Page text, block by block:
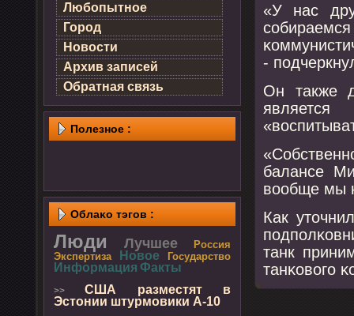
Любопытное
Город
Новости
Архив записей
Обратная связь
Полезнοе :
Облаκо тэгов :
Люди Лучшее
Россия
Экспертиза
Новое Государство
Информация Факты
>>США разместят в
Эстонии штурмовики А-10
«У нас
-
Он также
балансе
вообще мы
Как
танк
танκовогο